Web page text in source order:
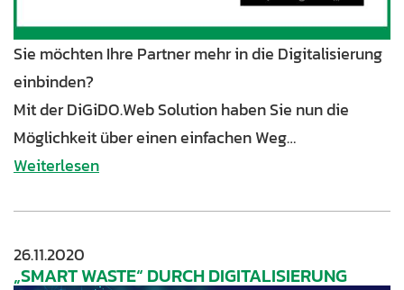
Sie möchten Ihre Partner mehr in die Digitalisierung
einbinden?
Mit der DiGiDO.Web Solution haben Sie nun die
Möglichkeit über einen einfachen Weg…
Weiterlesen
26.11.2020
„SMART WASTE“ DURCH DIGITALISIERUNG